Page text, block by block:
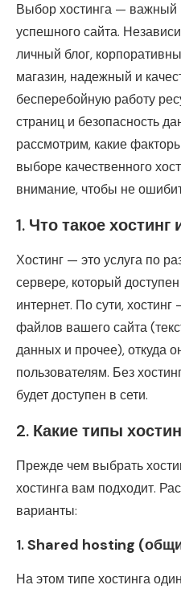
Выбор хостинга — важный
успешного сайта.
личный блог,
магазин, надежный и
бесперебойную работу
страниц и безопасность
рассмотрим, какие
выборе качественного
внимание, чтобы не
1. Что такое
Хостинг — это услуга по
сервере, который
интернет. По сути,
файлов вашего сайта
данных и прочее), откуда
пользователям. Без
будет доступен в сети.
2. Какие типы
Прежде чем выбрать
хостинга вам подходит.
варианты:
1.Shared hosting
На этом типе хостинга